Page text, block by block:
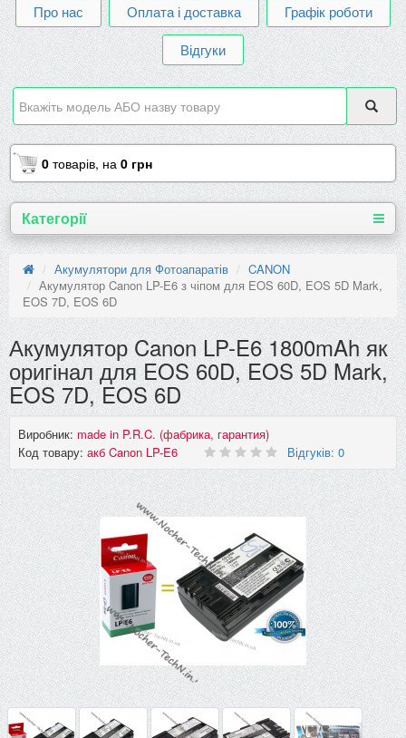
Про нас Оплата і доставка
Графік роботи
Відгуки
0 товарів, на 0 грн
Категорії
Акумулятори для Фотоапаратів
CANON
Акумулятор Canon LP-E6 з чіпом для EOS 60D, EOS 5D Mark,
EOS 7D, EOS 6D
Акумулятор Canon LP-E6 1800mAh як
оригінал для EOS 60D, EOS 5D Mark,
EOS 7D, EOS 6D
Виробник: made in P.R.C. (фабрика, гарантия)
Код товару: акб Canon LP-E6 Відгуків: 0